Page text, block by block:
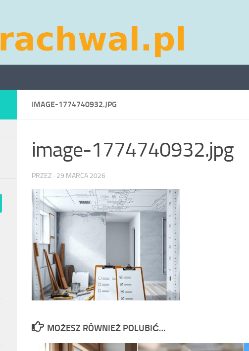
IMAGE-1774740932.JPG
image-1774740932.jpg
PRZEZ · 29 MARCA 2026
MOŻESZ RÓWNIEŻ POLUBIĆ…